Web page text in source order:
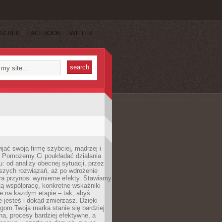
FACEBOOK TWITTER
swoją firmę szybciej, mądrzej i
Ci poukładać działania
od analizy obecnej sytuacji, przez
rozwiązań, aż po wdrożenie
przynosi wymierne efekty. Stawiamy
współpracę, konkretne wskaźniki
na każdym etapie – tak, abyś
jesteś i dokąd zmierzasz. Dzięki
Twoja marka stanie się bardziej
procesy bardziej efektywne, a